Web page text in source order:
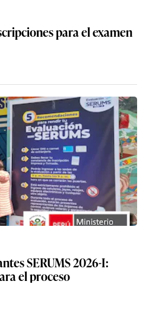
para el examen
SERUMS 2026-I:
el proceso